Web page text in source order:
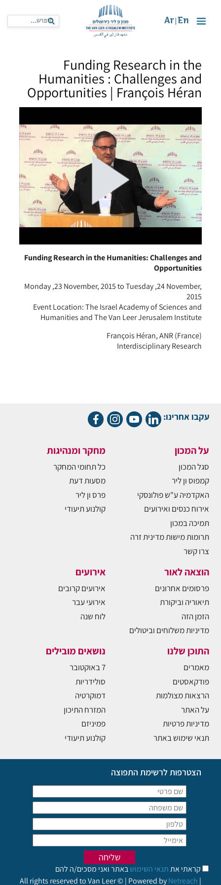
En
Ar
Funding Research in the
Humanities : Challenges and
Opportunities | François Héran
Funding Research in the Humanities: Challenges and
Opportunities
Monday ,23 November, 2015 to Tuesday ,24 November,
2015
Event Location: The Israel Academy of Sciences and
Humanities and The Van Leer Jerusalem Institute
François Héran, ANR (France)
Interdisciplinary Research
עקבו אחרינו:
על המכון
סגל המכון
קמפוס ון ליר
האקדמיה ע"ש פולונסקי
אירוח כנסים ואירועים
תמיכה במכון
תרומות מישות מדינית זרה
צרו קשר
מחקר ומנהיגות
כל תחומי המחקר
מסעות דעת
פרס ון ליר
קולנוע תיעודי
הוצאה לאור
פרסומים אחרונים
תיאוריה וביקורת
הזמן הזה
מדיניות משלוחים וביטולים
אירועים
אירועים קרובים
אירועי עבר
לוח שנה
התוכן שלנו
מאמרים
פודקאסטים
הרצאות מצולמות
על האתר
מדיניות פרטיות
תנאי שימוש באתר
נושאים מובילים
7 באוקטובר
סולידריות
דמוקרטיה
המזרח התיכון
פמיניזם
קולנוע תיעודי
הצטרפות לרשימת התפוצה
קראתי אתתנאי השימושבאתר ואני מסכים/ה להם
All rights reserved to Van Leer © | Powered byNetreach |